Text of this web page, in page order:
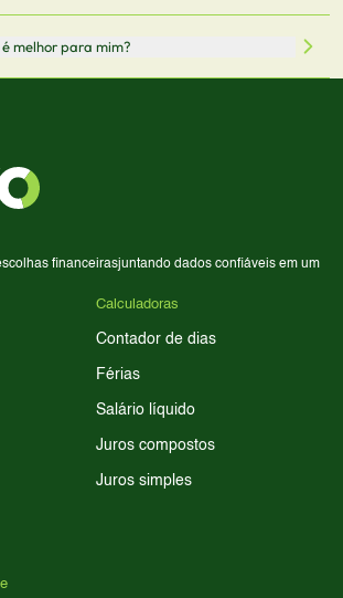
adicional para você.
até 3 celulares para comparar
melhor para mim?
são essenciais. Use nossos filtros
ideal.
financeirasjuntando dados confiáveis em um
Calculadoras
Contador de dias
Férias
Salário líquido
Juros compostos
Juros simples